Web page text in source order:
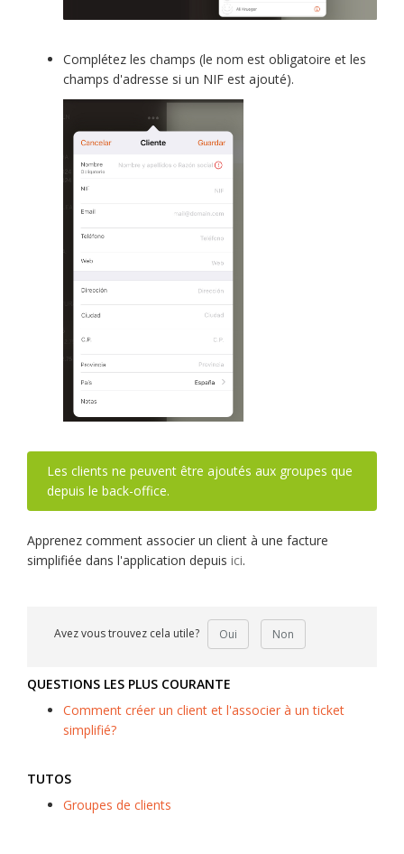
Complétez les champs (le nom est obligatoire et les
champs d'adresse si un NIF est ajouté).
Les clients ne peuvent être ajoutés aux groupes que
depuis le back-office.
Apprenez comment associer un client à une facture
simplifiée dans l'application depuis ici.
Avez vous trouvez cela utile? Oui Non
QUESTIONS LES PLUS COURANTE
Comment créer un client et l'associer à un ticket
simplifié?
TUTOS
Groupes de clients